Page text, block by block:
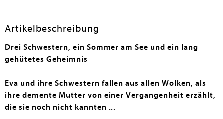
Artikelbeschreibung
Drei Schwestern, ein Sommer am See und ein lang
gehütetes Geheimnis
Eva und ihre Schwestern fallen aus allen Wolken, als
ihre demente Mutter von einer Vergangenheit erzählt,
die sie noch nicht kannten ...